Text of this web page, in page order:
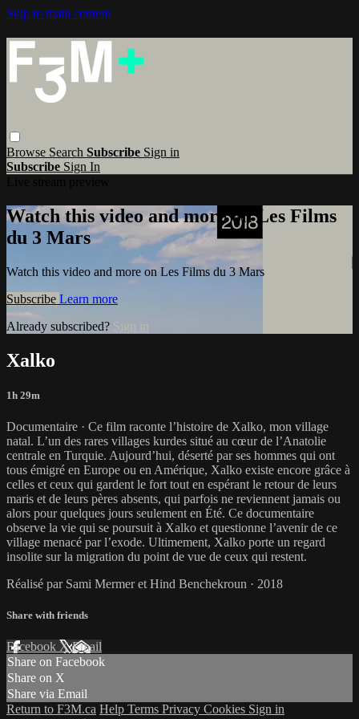
Skip to main content
Browse Search Subscribe Sign in
Subscribe Sign In
Watch this video and more on Les Films
du 3 Mars
Watch this video and more on Les Films du 3 Mars
Subscribe Learn more
Already subscribed? Sign in
Xalko
1h 29m
Documentaire · Ce film raconte l’histoire de Xalko, mon village
natal. L’un des rares villages kurdes situé au cœur de l’Anatolie
centrale en Turquie. Aujourd’hui, déserté par ses hommes qui ont
tous émigré en Europe ou en Amérique, Xalko existe encore grâce à
celles et ceux qui gardent le fort tout en espérant le retour de leurs
maris et de leurs pères absents, qui parfois ne reviennent jamais ou
alors pour quelques jours seulement en Été. Ce documentaire
observe la vie qui se poursuit à Xalko et questionne l’avenir de ce
village menacé par l’exode. Ultimement, Xalko porte un regard
insolite sur la migration du point de vue de ceux qui restent.
Réalisé par Sami Mermer et Hind Benchekroun · 2018
Share with friends
Facebook XEmail
Share on Facebook
Share on X
Share via Email
Return to F3M.ca Help Terms Privacy Cookies Sign in